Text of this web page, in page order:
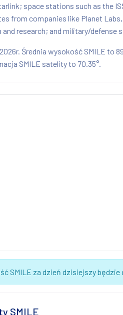
space stations such as the
from companies like Planet Labs,
research; and military/defense
Średnia wysokość SMILE to
SMILE satelity to 70.35°.
SMILE za dzień dzisiejszy
SMILE